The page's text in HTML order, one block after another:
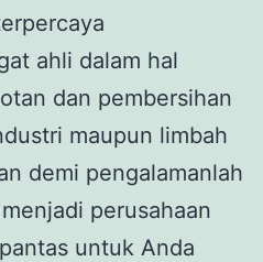
ahli dalam hal
dan pembersihan
maupun limbah
demi pengalamanlah
perusahaan
untuk Anda